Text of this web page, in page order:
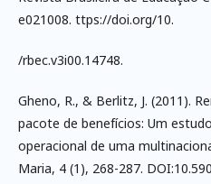
e021008. ttps://doi.org/10.
/rbec.v3i00.14748.
Gheno, R., & Berlitz, J. (2011).
pacote de benefícios: Um
operacional de uma
Maria, 4 (1), 268-287.